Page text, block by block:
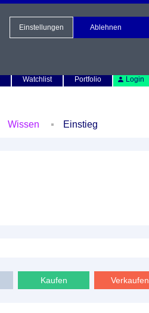
Watchlist Portfolio Login
Wissen Einstieg
Verkaufen
Kaufen
Einstellungen Ablehnen